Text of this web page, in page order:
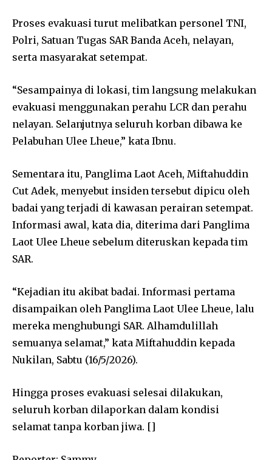
Proses evakuasi turut melibatkan personel TNI,
Polri, Satuan Tugas SAR Banda Aceh, nelayan,
serta masyarakat setempat.
“Sesampainya di lokasi, tim langsung melakukan
evakuasi menggunakan perahu LCR dan perahu
nelayan. Selanjutnya seluruh korban dibawa ke
Pelabuhan Ulee Lheue,” kata Ibnu.
Sementara itu, Panglima Laot Aceh, Miftahuddin
Cut Adek, menyebut insiden tersebut dipicu oleh
badai yang terjadi di kawasan perairan setempat.
Informasi awal, kata dia, diterima dari Panglima
Laot Ulee Lheue sebelum diteruskan kepada tim
SAR.
“Kejadian itu akibat badai. Informasi pertama
disampaikan oleh Panglima Laot Ulee Lheue, lalu
mereka menghubungi SAR. Alhamdulillah
semuanya selamat,” kata Miftahuddin kepada
Nukilan, Sabtu (16/5/2026).
Hingga proses evakuasi selesai dilakukan,
seluruh korban dilaporkan dalam kondisi
selamat tanpa korban jiwa. []